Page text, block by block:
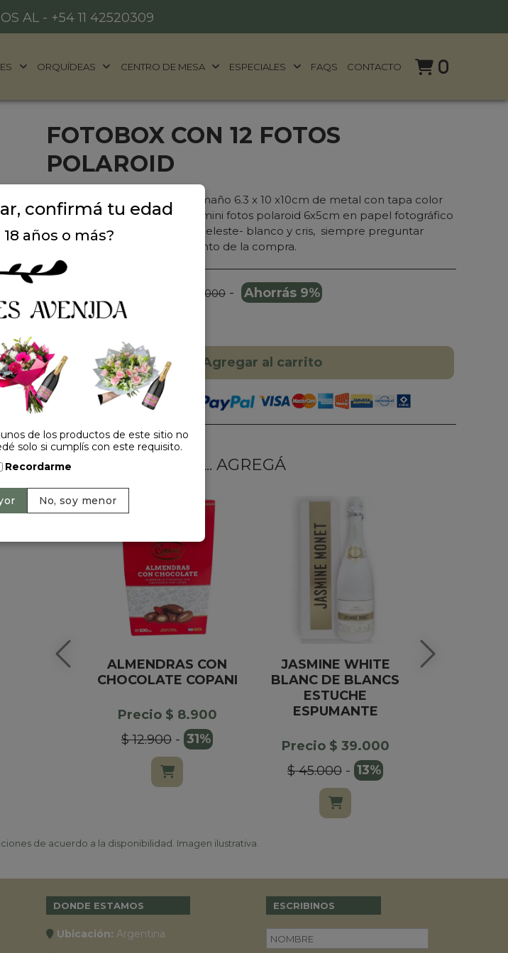
AL - +54 11 42520309
ORQUÍDEAS CENTRO DE MESA ESPECIALES FAQS CONTACTO 0
FOTOBOX CON 12 FOTOS
POLAROID
Fotobox LT 3022 redondo tamaño 6.3 x 10 x10cm de metal con tapa color
madera. Acompañado de 12 mini fotos polaroid 6x5cm en papel fotográfico
kodak. Colores de caja rosa-celeste- blanco y cris, siempre preguntar
colores disponibles al momento de la compra.
$ 109.000 - Ahorrás 9%
Cantidad:
Agregar al carrito
HACELO ESPECIAL... AGREGÁ
ALMENDRAS CON
CHOCOLATE COPANI
Precio $ 8.900
$ 12.900- 31%
JASMINE WHITE
BLANC DE BLANCS
ESTUCHE
ESPUMANTE
Precio $ 39.000
$ 45.000- 13%
de acuerdo a la disponibilidad. Imagen ilustrativa.
DONDE ESTAMOS
Ubicación: Argentina
ESCRIBINOS
confirmá tu edad
18 años o más?
de los productos de este sitio no
solo si cumplís con este requisito.
Recordarme